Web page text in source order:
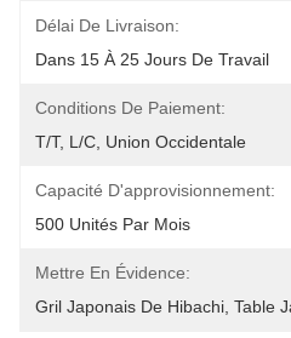
Délai De Livraison:
Dans 15 À 25 Jours De Travail
Conditions De Paiement:
T/T, L/C, Union Occidentale
Capacité D'approvisionnement:
500 Unités Par Mois
Mettre En Évidence:
Gril Japonais De Hibachi Table